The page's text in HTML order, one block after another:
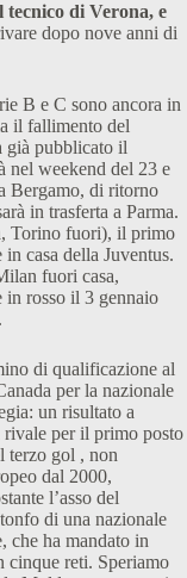
di Verona, e
dopo nove anni di
B e C sono ancora in
il fallimento del
già pubblicato il
nel weekend del 23 e
Bergamo, di ritorno
in trasferta a Parma.
Torino fuori), il primo
casa della Juventus.
fuori casa,
in rosso il 3 gennaio
di qualificazione al
per la nazionale
un risultato a
rivale per il primo posto
terzo gol , non
dal 2000,
l’asso del
di una nazionale
che ha mandato in
cinque reti. Speriamo